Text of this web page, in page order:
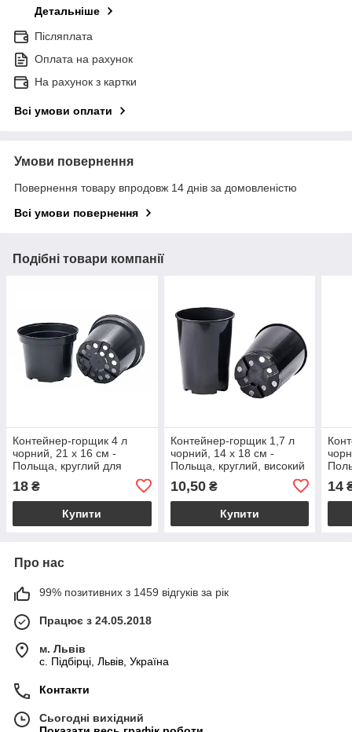
Детальніше
Післяплата
Оплата на рахунок
На рахунок з картки
Всі умови оплати
Умови повернення
Повернення товару впродовж 14 днів за домовленістю
Всі умови повернення
Подібні товари компанії
Контейнер-горщик 4 л
чорний, 21 х 16 см -
Польща, круглий для
18 ₴
Купити
Контейнер-горщик 1,7 л
чорний, 14 х 18 см -
Польща, круглий, високий
для вирощування рослин
10,50₴
Купити
14
Про нас
99% позитивних з 1459 відгуків за рік
Працює з 24.05.2018
м. Львів
c. Підбірці, Львів, Україна
Контакти
Сьогодні вихідний